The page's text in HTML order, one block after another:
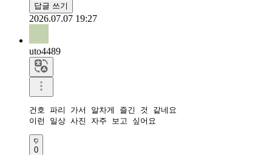
답글 쓰기
2026.07.07 19:27
uto4489
건호 파리 가서 알차게 즐긴 것 같네요
이런 일상 사진 자주 보고 싶어요
0